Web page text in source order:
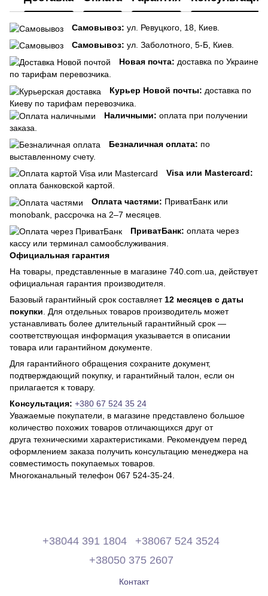
Самовывоз: ул. Ревуцкого, 18, Киев.
Самовывоз: ул. Заболотного, 5-Б, Киев.
Новая почта: доставка по Украине
по тарифам перевозчика.
Курьер Новой почты: доставка по
Киеву по тарифам перевозчика.
Наличными: оплата при получении
заказа.
Безналичная оплата: по
выставленному счету.
Visa или Mastercard:
оплата банковской картой.
Оплата частями: ПриватБанк или
monobank, рассрочка на 2–7 месяцев.
ПриватБанк: оплата через
кассу или терминал самообслуживания.
Официальная гарантия
На товары, представленные в магазине 740.com.ua, действует
официальная гарантия производителя.
Базовый гарантийный срок составляет 12 месяцев с даты
покупки . Для отдельных товаров производитель может
устанавливать более длительный гарантийный срок —
соответствующая информация указывается в описании
товара или гарантийном документе.
Для гарантийного обращения сохраните документ,
подтверждающий покупку, и гарантийный талон, если он
прилагается к товару.
Консультация: +380 67 524 35 24
Уважаемые покупатели, в магазине представлено большое
количество похожих товаров отличающихся друг от
друга техническими характеристиками. Рекомендуем перед
оформлением заказа получить консультацию менеджера на
совместимость покупаемых товаров.
Многоканальный телефон 067 524-35-24.
+38044 391 1804
+38067 524 3524
+38050 375 2607
Контакт